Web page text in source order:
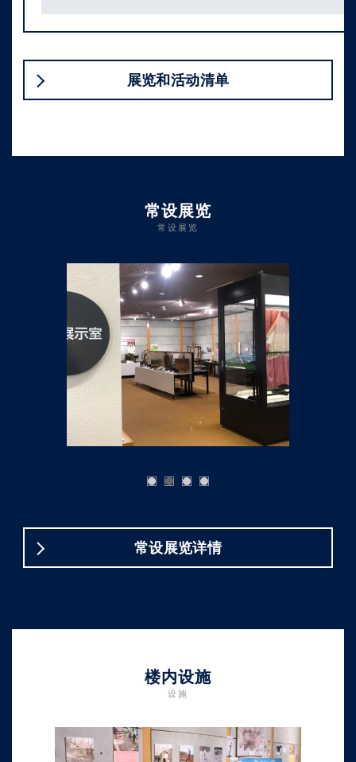
展览和活动清单
常设展览
常设展览
常设展览详情
楼内设施
设施